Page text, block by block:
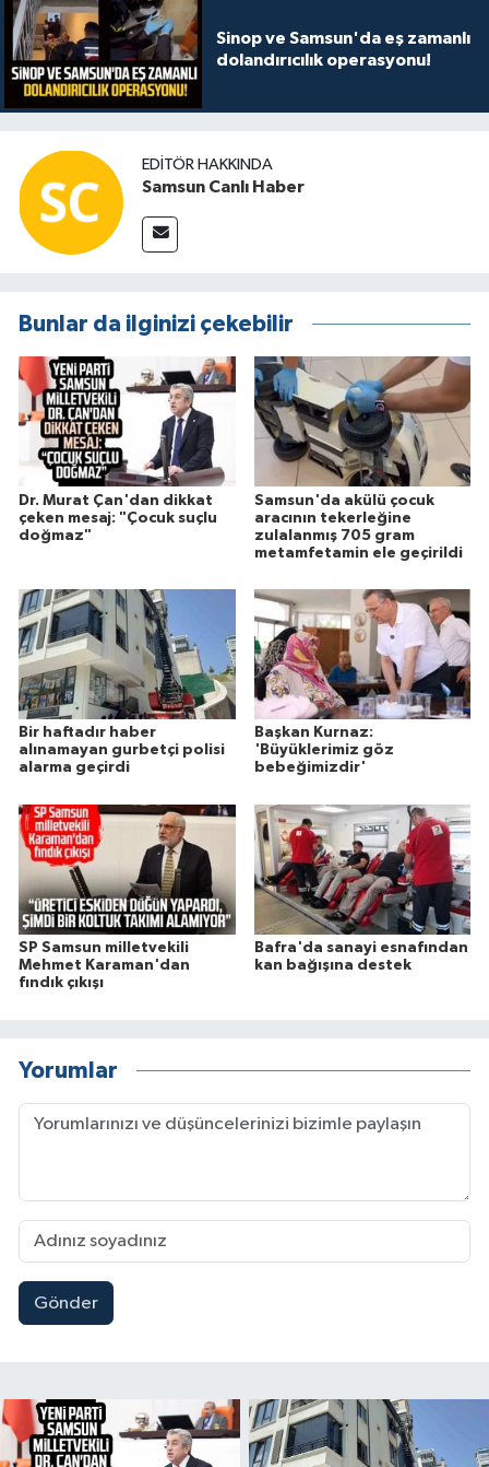
Sinop ve Samsun'da eş zamanlı
dolandırıcılık operasyonu!
EDITÖR HAKKINDA
Samsun Canlı Haber
Bunlar da ilginizi çekebilir
Dr. Murat Çan'dan dikkat
çeken mesaj: "Çocuk suçlu
doğmaz"
Samsun'da akülü çocuk
aracının tekerleğine
zulalanmış 705 gram
metamfetamin ele geçirildi
Bir haftadır haber
alınamayan gurbetçi polisi
alarma geçirdi
Başkan Kurnaz:
'Büyüklerimiz göz
bebeğimizdir'
SP Samsun milletvekili
Mehmet Karaman'dan
fındık çıkışı
Bafra'da sanayi esnafından
kan bağışına destek
Yorumlar
Gönder